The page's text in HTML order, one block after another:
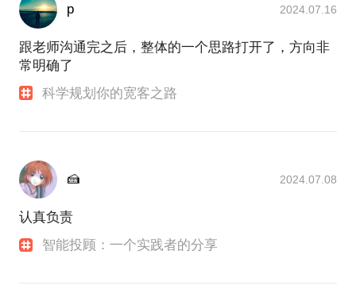
p 2024.07.16
跟老师沟通完之后，整体的一个思路打开了，方向非
常明确了
科学规划你的宽客之路
🍰 2024.07.08
认真负责
智能投顾：一个实践者的分享